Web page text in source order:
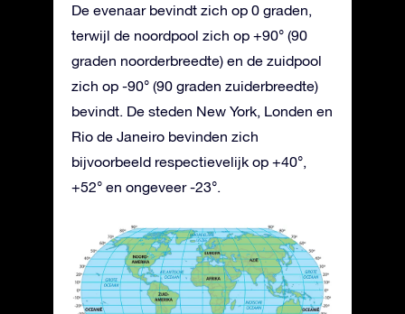
De evenaar bevindt zich op 0 graden,
terwijl de noordpool zich op +90° (90
graden noorderbreedte) en de zuidpool
zich op -90° (90 graden zuiderbreedte)
bevindt. De steden New York, Londen en
Rio de Janeiro bevinden zich
bijvoorbeeld respectievelijk op +40°,
+52° en ongeveer -23°.